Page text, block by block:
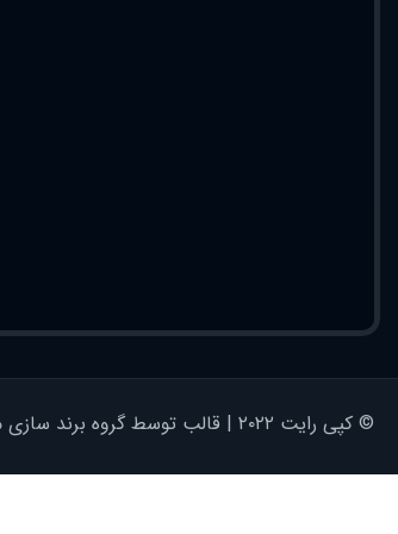
© کپی رایت ۲۰۲۲ | قالب توسط گروه برند سازی موج طراحی شده - کلیه حقوق محفوظ است | برای وردپرس طراحی شده است